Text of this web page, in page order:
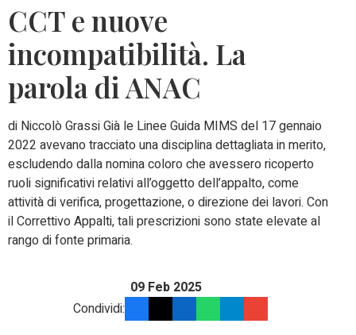
CCT e nuove
incompatibilità. La
parola di ANAC
di Niccolò Grassi Già le Linee Guida MIMS del 17 gennaio
2022 avevano tracciato una disciplina dettagliata in merito,
escludendo dalla nomina coloro che avessero ricoperto
ruoli significativi relativi all’oggetto dell’appalto, come
attività di verifica, progettazione, o direzione dei lavori. Con
il Correttivo Appalti, tali prescrizioni sono state elevate al
rango di fonte primaria.
09 Feb 2025
Condividi: